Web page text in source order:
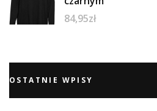
84,95zł
OSTATNIE WPISY